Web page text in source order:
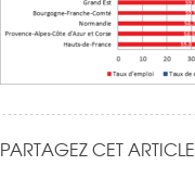
PARTAGEZ CET ARTICLE